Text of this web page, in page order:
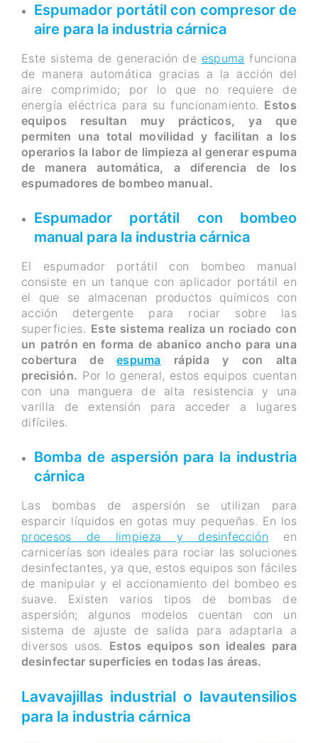
Espumador portátil con compresor de
aire para la industria cárnica
Este sistema de generación de espuma funciona
de manera automática gracias a la acción del
aire comprimido; por lo que no requiere de
energía eléctrica para su funcionamiento. Estos
equipos resultan muy prácticos, ya que
permiten una total movilidad y facilitan a los
operarios la labor de limpieza al generar espuma
de manera automática, a diferencia de los
espumadores de bombeo manual.
Espumador portátil con bombeo
manual para la industria cárnica
El espumador portátil con bombeo manual
consiste en un tanque con aplicador portátil en
el que se almacenan productos químicos con
acción detergente para rociar sobre las
superficies. Este sistema realiza un rociado con
un patrón en forma de abanico ancho para una
cobertura de espuma rápida y con alta
precisión. Por lo general, estos equipos cuentan
con una manguera de alta resistencia y una
varilla de extensión para acceder a lugares
difíciles.
Bomba de aspersión para la industria
cárnica
Las bombas de aspersión se utilizan para
esparcir líquidos en gotas muy pequeñas. En los
procesos de limpieza y desinfección en
carnicerías son ideales para rociar las soluciones
desinfectantes, ya que, estos equipos son fáciles
de manipular y el accionamiento del bombeo es
suave. Existen varios tipos de bombas de
aspersión; algunos modelos cuentan con un
sistema de ajuste de salida para adaptarla a
diversos usos. Estos equipos son ideales para
desinfectar superficies en todas las áreas.
Lavavajillas industrial o lavautensilios
para la industria cárnica